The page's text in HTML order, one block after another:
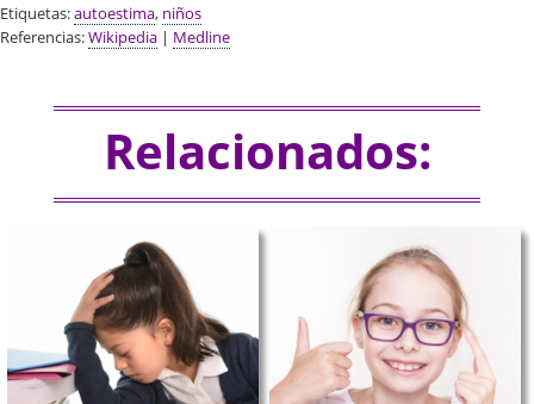
Etiquetas:autoestima, niños
Referencias:Wikipedia | Medline
Relacionados: